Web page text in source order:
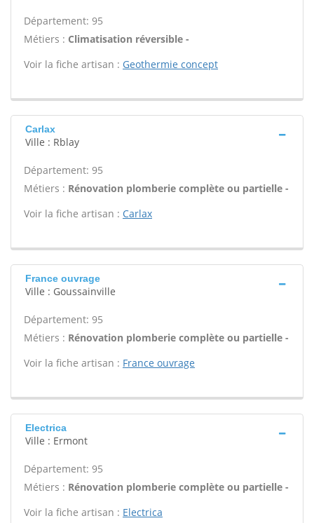
Département: 95
Métiers : Climatisation réversible -
Voir la fiche artisan : Geothermie concept
Carlax
Ville : Rblay
Département: 95
Métiers : Rénovation plomberie complète ou partielle -
Voir la fiche artisan : Carlax
France ouvrage
Ville : Goussainville
Département: 95
Métiers : Rénovation plomberie complète ou partielle -
Voir la fiche artisan : France ouvrage
Electrica
Ville : Ermont
Département: 95
Métiers : Rénovation plomberie complète ou partielle -
Voir la fiche artisan : Electrica